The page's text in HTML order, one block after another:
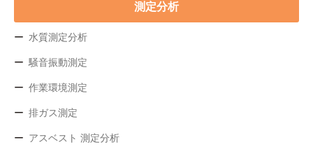
測定分析
水質測定分析
騒音振動測定
作業環境測定
排ガス測定
アスベスト 測定分析